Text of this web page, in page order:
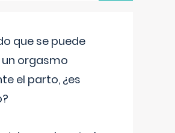
que se puede
orgasmo
el parto, ¿es